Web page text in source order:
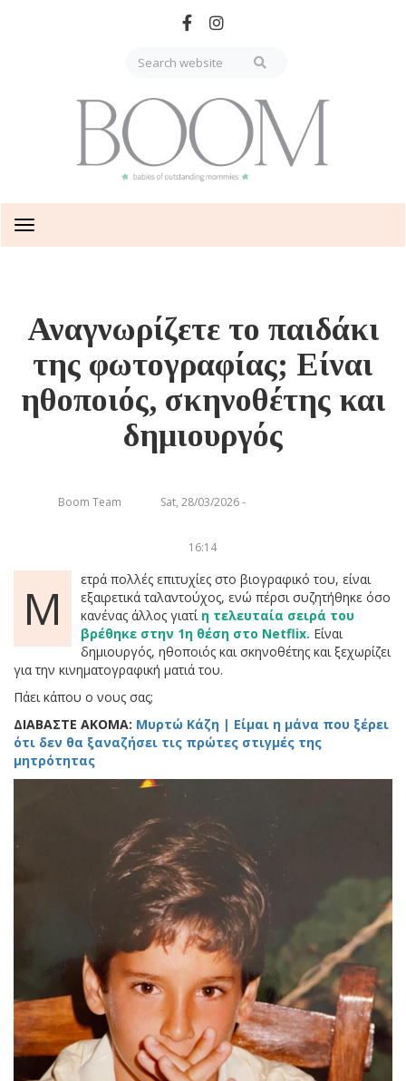
Toggle
navigation
Αναγνωρίζετε το παιδάκι
της φωτογραφίας; Είναι
ηθοποιός, σκηνοθέτης και
δημιουργός
Boom Team Sat, 28/03/2026 -
16:14
Μ
ετρά πολλές επιτυχίες στο βιογραφικό του, είναι
εξαιρετικά ταλαντούχος, ενώ πέρσι συζητήθηκε όσο
κανένας άλλος γιατί η τελευταία σειρά του
βρέθηκε στην 1η θέση στο Netflix. Είναι
δημιουργός, ηθοποιός και σκηνοθέτης και ξεχωρίζει
για την κινηματογραφική ματιά του.
Πάει κάπου ο νους σας;
ΔΙΑΒΑΣΤΕ ΑΚΟΜΑ: Μυρτώ Κάζη | Είμαι η μάνα που ξέρει
ότι δεν θα ξαναζήσει τις πρώτες στιγμές της
μητρότητας